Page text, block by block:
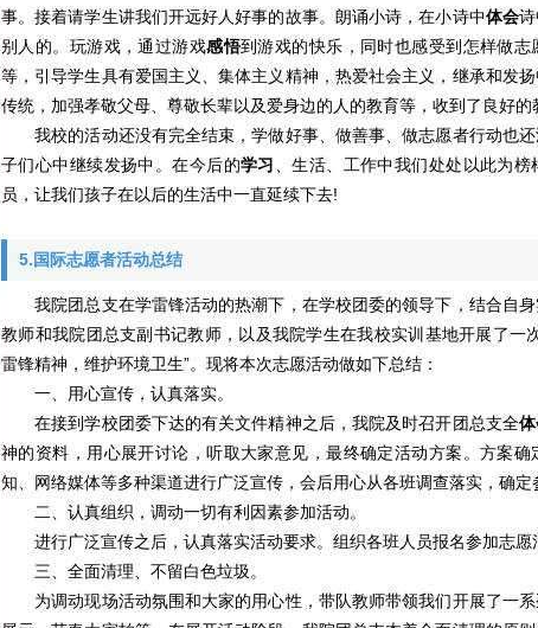
事。接着请学生讲我们开远好人好事的故事。朗诵小诗，在小诗中体会
别人的。玩游戏，通过游戏感悟到游戏的快乐，同时也感受到怎样做志
等，引导学生具有爱国主义、集体主义精神，热爱社会主义，继承和发
传统，加强孝敬父母、尊敬长辈以及爱身边的人的教育等，收到了良好的
我校的活动还没有完全结束，学做好事、做善事、做志愿者行动也还
子们心中继续发扬中。在今后的学习
、生活、工作中我们处处以此为
员，让我们孩子在以后的生活中一直延续下去!
5.国际志愿者活动总结
我院团总支在学雷锋活动的热潮下，在学校团委的领导下，结合自身
教师和我院团总支副书记教师，以及我院学生在我校实训基地开展了一
雷锋精神，维护环境卫生”。现将本次志愿活动做如下总结：
一、用心宣传，认真落实。
在接到学校团委下达的有关文件精神之后，我院及时召开团总支全
神的资料，用心展开讨论，听取大家意见，最终确定活动方案。方案确
知、网络媒体等多种渠道进行广泛宣传，会后用心从各班调查落实，确定
二、认真组织，调动一切有利因素参加活动。
进行广泛宣传之后，认真落实活动要求。组织各班人员报名参加志愿
三、全面清理、不留白色垃圾。
为调动现场活动氛围和大家的用心性，带队教师带领我们开展了一系